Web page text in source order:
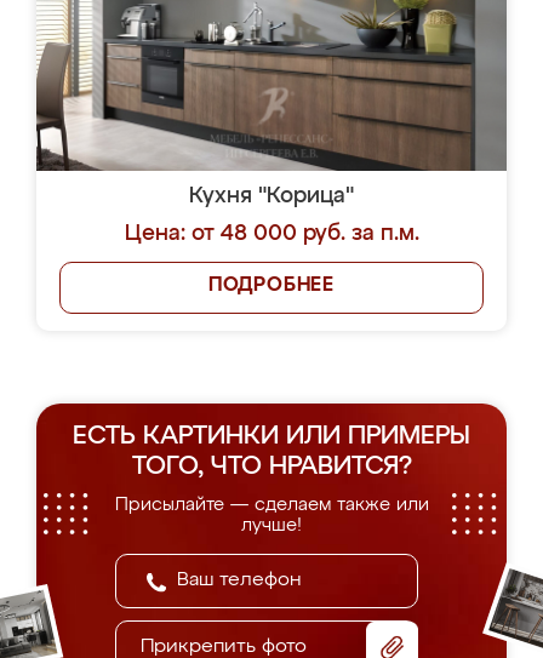
Кухня "Корица"
Цена: от 48 000 руб. за п.м.
ПОДРОБНЕЕ
ЕСТЬ КАРТИНКИ ИЛИ ПРИМЕРЫ
ТОГО, ЧТО НРАВИТСЯ?
Присылайте — сделаем также или
лучше!
Прикрепить фото